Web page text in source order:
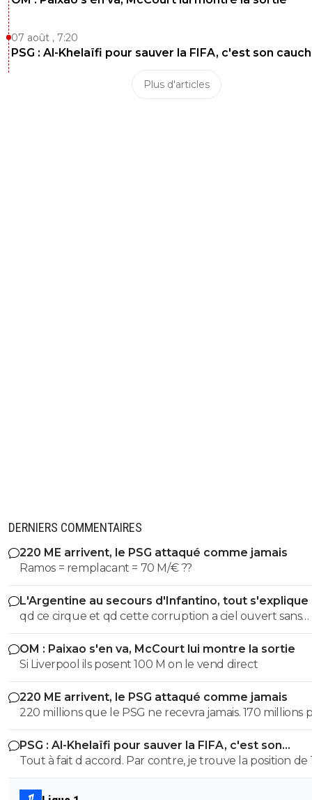
07 août , 7:20
PSG : Al-Khelaïfi pour sauver la FIFA, c'est son
Plus d'articles
DERNIERS COMMENTAIRES
220 ME arrivent, le PSG attaqué comme jamais
Ramos = remplacant = 70 M/€ ??
L'Argentine au secours d'Infantino, tout s'explique
qd ce cirque et qd cette corruption a ciel ouvert sans
complexe va s arreter. les magouilles enormes meme plus
cachées, ils s en vantent meme! les magouilles avec Trump, l
attrbution de la CDM au Qatar, le logement dans ce pays, et
pour finir l oiverture aux privés, juste pour prendre du
partout pour avoir une place. ptin de football et qd tu vois
qu on veut remplacer la pourriture Infantino par le
president de Guy Degrenne le roi des casserolles.
la ca devient grave Apres c est comme en France, on laisse
tout faire ils auraient tort de ne pas en profiter.
OM : Paixao s'en va, McCourt lui montre la sortie
Si Liverpool ils posent 100 M on le vend direct
220 ME arrivent, le PSG attaqué comme jamais
220 millions que le PSG ne recevra jamais. 170 millions
Barcola et 50 pour M'Baye... Il ne faut pas prendre ses
pour des réalités. Personne ne payera ce prix pour là
des remplaçants.
PSG : Al-Khelaïfi pour sauver la FIFA, c'est son
cauchemar
Tout à fait d accord. Par contre, je trouve la position de
quelque peu, voir ultra- hypocrite quand il dénonce
football élitiste quand on a des clubs comme le Real, le